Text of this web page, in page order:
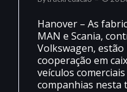
Hanover – As
MAN e Scania,
Volkswagen,
cooperação em
veículos
companhias nesta